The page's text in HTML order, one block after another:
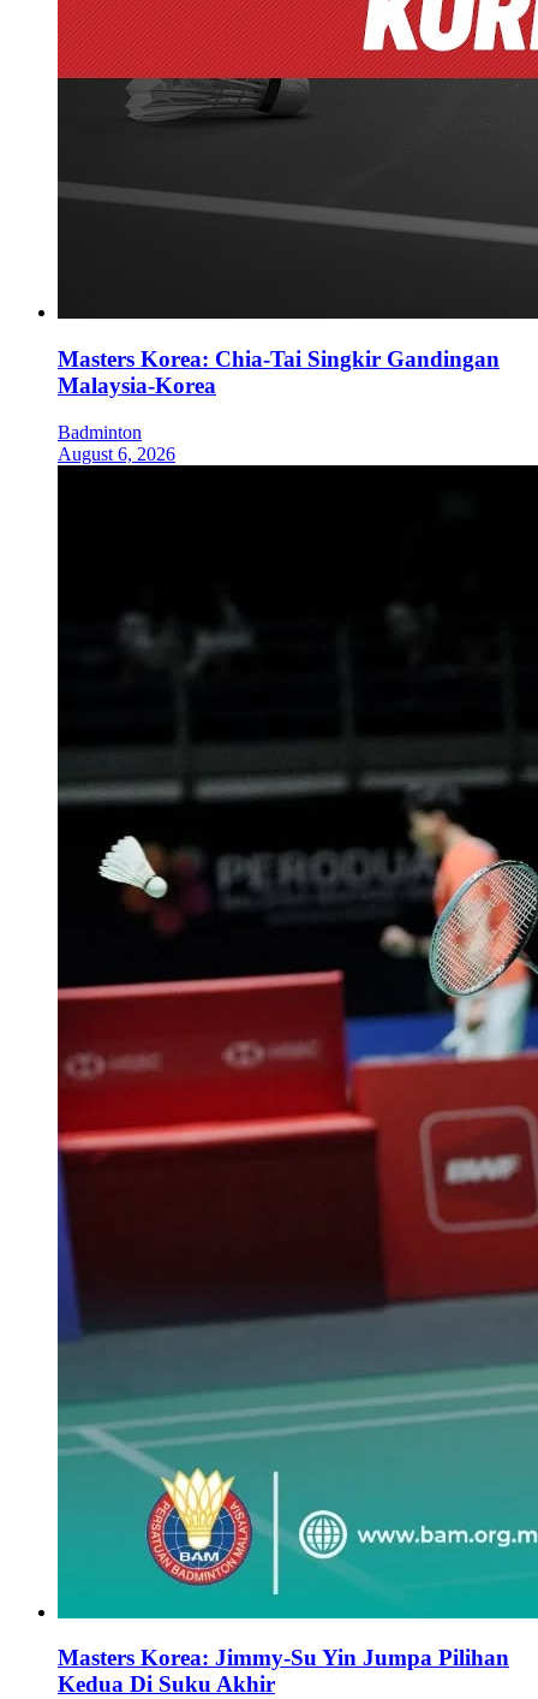
Masters Korea: Chia-Tai Singkir Gandingan
Malaysia-Korea
Badminton
August 6, 2026
Masters Korea: Jimmy-Su Yin Jumpa Pilihan
Kedua Di Suku Akhir